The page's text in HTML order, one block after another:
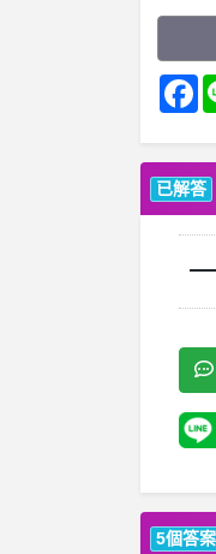
已解答
5個答案